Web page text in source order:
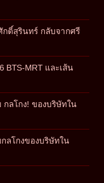
ดิ์สุรินทร์ กลับจากศรี
BTS-MRT และเส้น
กลโกง! ของบริษัทใน
ลโกงของบริษัทใน